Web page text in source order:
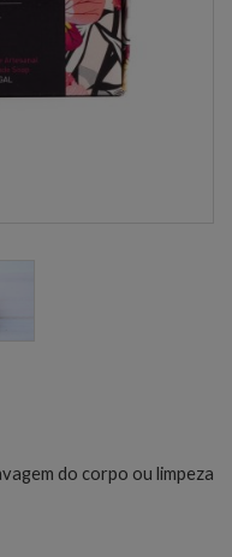
do corpo ou limpeza